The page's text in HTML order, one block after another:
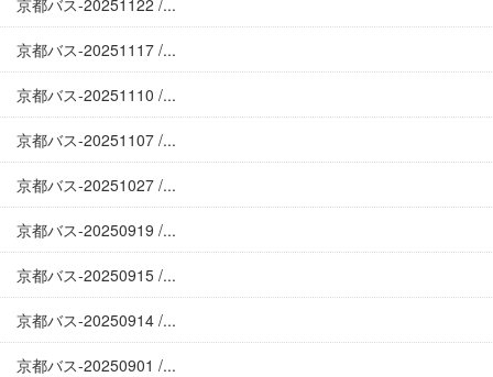
京都バス-20251122 /...
京都バス-20251117 /...
京都バス-20251110 /...
京都バス-20251107 /...
京都バス-20251027 /...
京都バス-20250919 /...
京都バス-20250915 /...
京都バス-20250914 /...
京都バス-20250901 /...